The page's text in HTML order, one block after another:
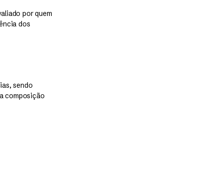
por quem
dos
sendo
composição